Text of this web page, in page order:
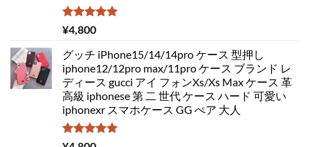
5段階中
5.00
¥4,800
グッチ iPhone15/14/14pro ケース 型押し
iphone12/12pro max/11pro ケース ブランド レ
ディース gucci アイ フォンXs/Xs Max ケース 革
高級 iphonese 第 二 世代 ケース ハード 可愛い
iphonexr スマホケース GG ぺア 大人
5段階中